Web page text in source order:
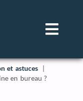
et astuces
en bureau ?